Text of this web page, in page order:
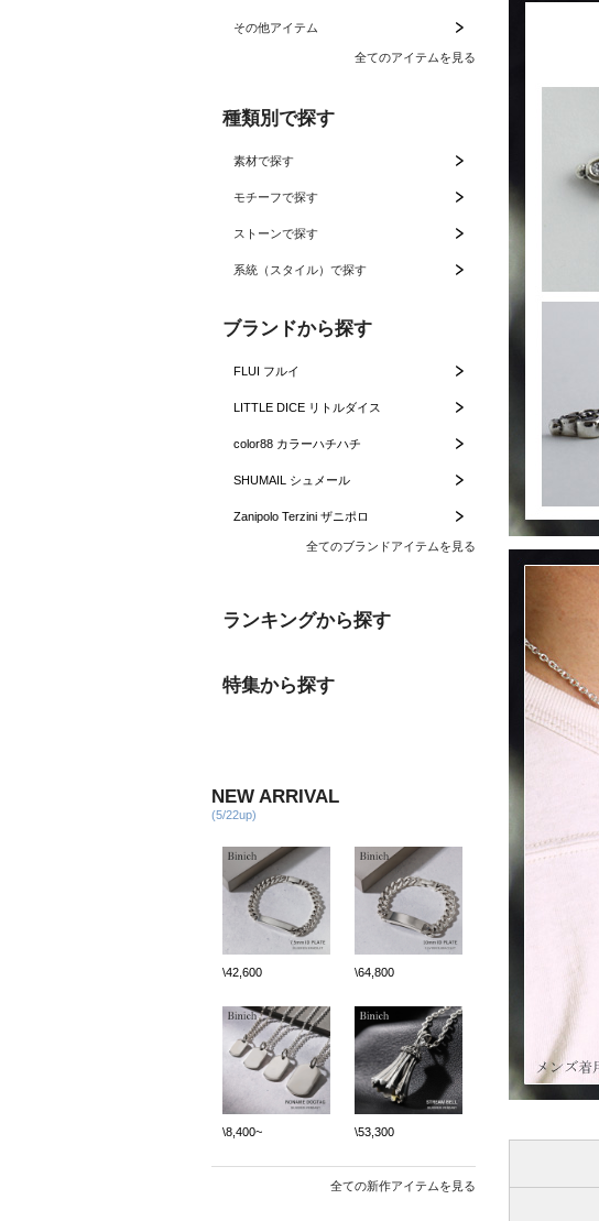
その他アイテム
全てのアイテムを見る
種類別で探す
素材で探す
モチーフで探す
ストーンで探す
系統（スタイル）で探す
ブランドから探す
FLUI フルイ
LITTLE DICE リトルダイス
color88 カラーハチハチ
SHUMAIL シュメール
Zanipolo Terzini ザニポロ
全てのブランドアイテムを見る
ランキングから探す
特集から探す